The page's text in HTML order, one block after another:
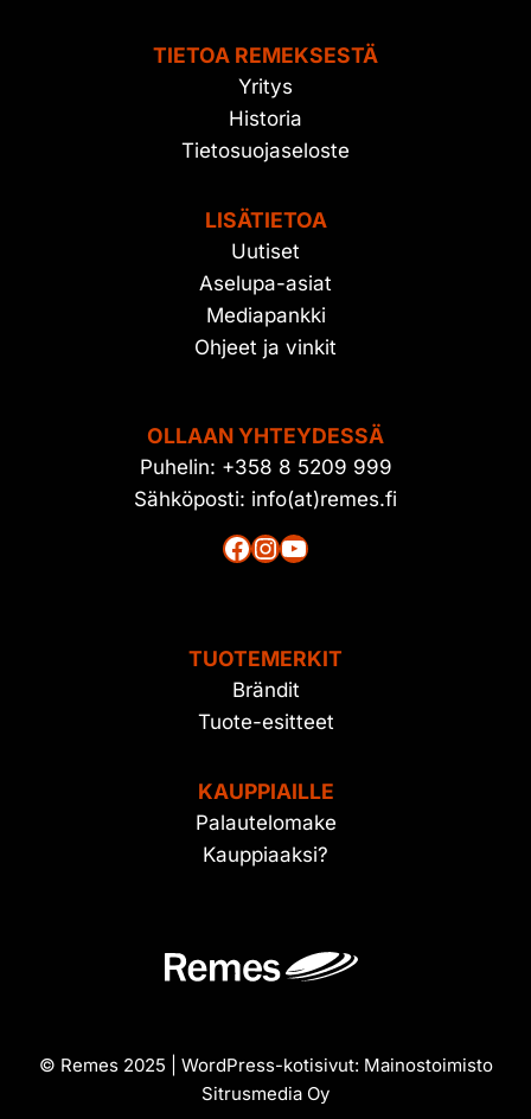
TIETOA REMEKSESTÄ
Yritys
Historia
Tietosuojaseloste
LISÄTIETOA
Uutiset
Aselupa-asiat
Mediapankki
Ohjeet ja vinkit
OLLAAN YHTEYDESSÄ
Puhelin: +358 8 5209 999
Sähköposti: info(at)remes.fi
Facebook
Instagram
YouTube
TUOTEMERKIT
Brändit
Tuote-esitteet
KAUPPIAILLE
Palautelomake
Kauppiaaksi?
© Remes 2025 | WordPress-kotisivut: Mainostoimisto
Sitrusmedia Oy